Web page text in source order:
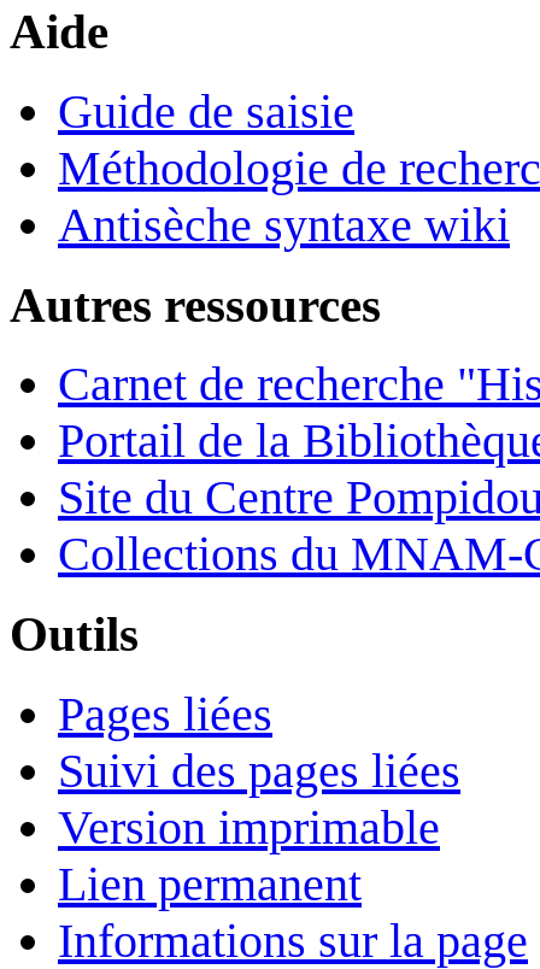
Aide
Guide de saisie
Méthodologie de
Antisèche syntaxe wiki
Autres ressources
Carnet de recherche
Portail de la
Site du Centre
Collections du MNAM-
Outils
Pages liées
Suivi des pages liées
Version imprimable
Lien permanent
Informations sur la page